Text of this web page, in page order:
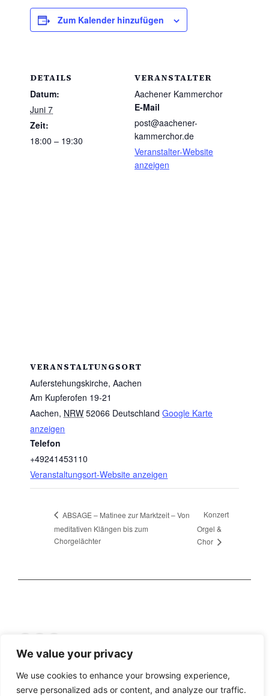
We value your privacy
We use cookies to enhance your browsing experience,
serve personalized ads or content, and analyze our traffic.
Zum Kalender hinzufügen
DETAILS
Datum:
Juni 7
Zeit:
18:00 – 19:30
VERANSTALTER
Aachener Kammerchor
E-Mail
post@aachener-
kammerchor.de
Veranstalter-Website
anzeigen
VERANSTALTUNGSORT
Auferstehungskirche, Aachen
Am Kupferofen 19-21
Aachen, NRW 52066 Deutschland Google Karte
anzeigen
Telefon
+49241453110
Veranstaltungsort-Website anzeigen
ABSAGE – Matinee zur Marktzeit – Von
meditativen Klängen bis zum
Chorgelächter
Konzert
Orgel &
Chor
Facebook
YouTube
Instagram
Impressum Datenschutzerklärung Intern